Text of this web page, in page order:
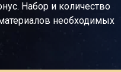
Набор и количество
необходимых